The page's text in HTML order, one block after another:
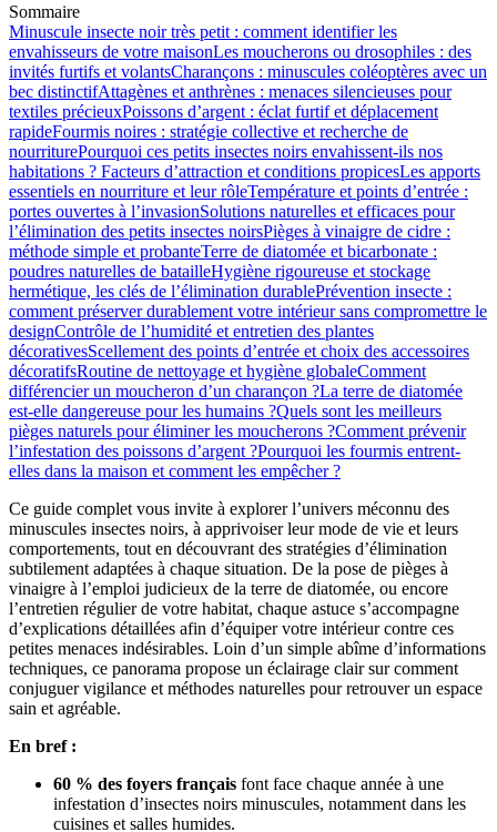
Sommaire
Minuscule insecte noir très petit : comment identifier les
envahisseurs de votre maisonLes moucherons ou drosophiles : des
invités furtifs et volantsCharançons : minuscules coléoptères avec un
bec distinctifAttagènes et anthrènes : menaces silencieuses pour
textiles précieuxPoissons d’argent : éclat furtif et déplacement
rapideFourmis noires : stratégie collective et recherche de
nourriturePourquoi ces petits insectes noirs envahissent-ils nos
habitations ? Facteurs d’attraction et conditions propicesLes apports
essentiels en nourriture et leur rôleTempérature et points d’entrée :
portes ouvertes à l’invasionSolutions naturelles et efficaces pour
l’élimination des petits insectes noirsPièges à vinaigre de cidre :
méthode simple et probanteTerre de diatomée et bicarbonate :
poudres naturelles de batailleHygiène rigoureuse et stockage
hermétique, les clés de l’élimination durablePrévention insecte :
comment préserver durablement votre intérieur sans compromettre le
designContrôle de l’humidité et entretien des plantes
décorativesScellement des points d’entrée et choix des accessoires
décoratifsRoutine de nettoyage et hygiène globaleComment
différencier un moucheron d’un charançon ?La terre de diatomée
est-elle dangereuse pour les humains ?Quels sont les meilleurs
pièges naturels pour éliminer les moucherons ?Comment prévenir
l’infestation des poissons d’argent ?Pourquoi les fourmis entrent-
elles dans la maison et comment les empêcher ?
Ce guide complet vous invite à explorer l’univers méconnu des
minuscules insectes noirs, à apprivoiser leur mode de vie et leurs
comportements, tout en découvrant des stratégies d’élimination
subtilement adaptées à chaque situation. De la pose de pièges à
vinaigre à l’emploi judicieux de la terre de diatomée, ou encore
l’entretien régulier de votre habitat, chaque astuce s’accompagne
d’explications détaillées afin d’équiper votre intérieur contre ces
petites menaces indésirables. Loin d’un simple abîme d’informations
techniques, ce panorama propose un éclairage clair sur comment
conjuguer vigilance et méthodes naturelles pour retrouver un espace
sain et agréable.
En bref :
60 % des foyers français font face chaque année à une
infestation d’insectes noirs minuscules, notamment dans les
cuisines et salles humides.